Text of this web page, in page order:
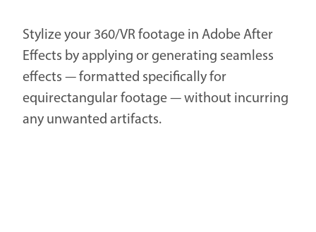
Stylize your 360/VR footage in Adobe After
Effects by applying or generating seamless
effects — formatted specifically for
equirectangular footage — without incurring
any unwanted artifacts.